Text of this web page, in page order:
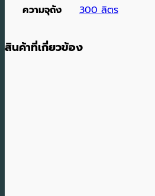
ความจุถัง 300 ลิตร
สินค้าที่เกี่ยวข้อง